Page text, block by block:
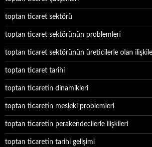
toptan ticaret sektörü
toptan ticaret sektörünün problemleri
toptan ticaret sektörünün üreticilerle olan
toptan ticaret tarihi
toptan ticaretin dinamikleri
toptan ticaretin mesleki problemleri
toptan ticaretin perakendecilerle ilişkileri
toptan ticaretin tarihi gelişimi